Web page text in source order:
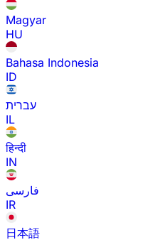
Magyar
HU
Bahasa Indonesia
ID
עברית
IL
हिन्दी
IN
فارسی
IR
日本語